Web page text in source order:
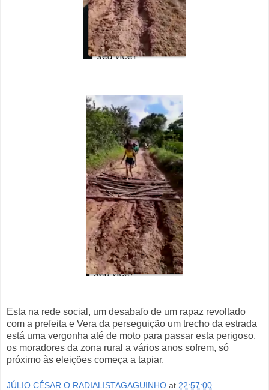
Esta na rede social, um desabafo de um rapaz revoltado
com a prefeita e Vera da perseguição um trecho da estrada
está uma vergonha até de moto para passar esta perigoso,
os moradores da zona rural a vários anos sofrem, só
próximo às eleições começa a tapiar.
JÚLIO CÉSAR O RADIALISTAGAGUINHO at 22:57:00